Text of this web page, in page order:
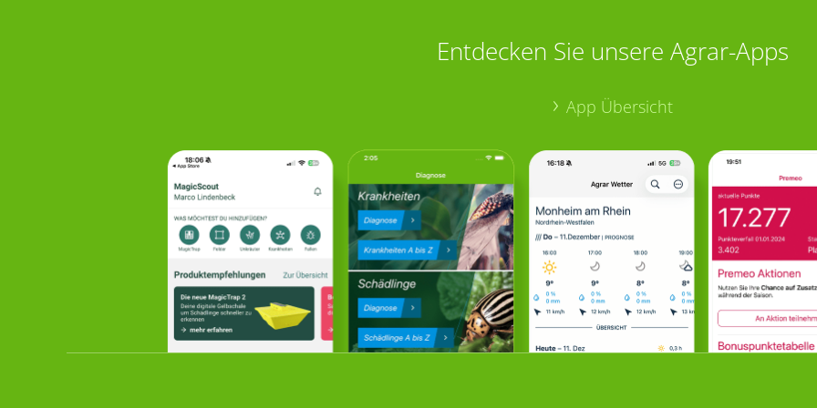
Entdecken Sie unsere Agrar-Apps
App Übersicht